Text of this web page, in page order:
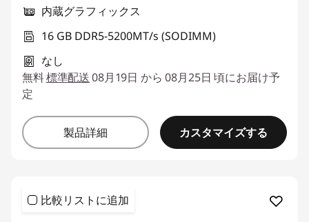
内蔵グラフィックス
16 GB DDR5-5200MT/s (SODIMM)
なし
無料標準配送08月19日 から 08月25日 頃にお届け予
定
製品詳細 カスタマイズする
比較リストに追加